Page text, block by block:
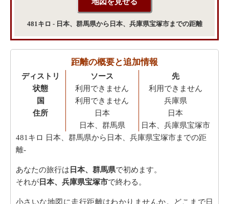
481キロ - 日本、群馬県から日本、兵庫県宝塚市までの距離
距離の概要と追加情報
ディストリ
状態
国
住所
ソース
利用できません
利用できません
日本
日本、群馬県
先
利用できません
兵庫県
日本
日本、兵庫県宝塚市
481キロ 日本、群馬県から日本、兵庫県宝塚市までの距
離-
あなたの旅行は 日本、群馬県で初めます。
それが 日本、兵庫県宝塚市で終わる。
小さいな地図に走行距離はわかりませんか。どこまで日